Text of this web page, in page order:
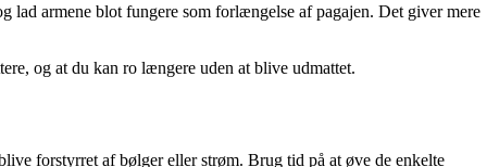
lad armene blot fungere som forlængelse af pagajen. Det giver mere
og at du kan ro længere uden at blive udmattet.
forstyrret af bølger eller strøm. Brug tid på at øve de enkelte